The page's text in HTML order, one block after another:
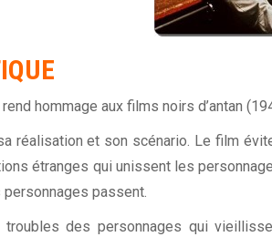
rend hommage aux films noirs d’antan
réalisation et son scénario. Le film
étranges qui unissent les
passent.
troubles des personnages qui